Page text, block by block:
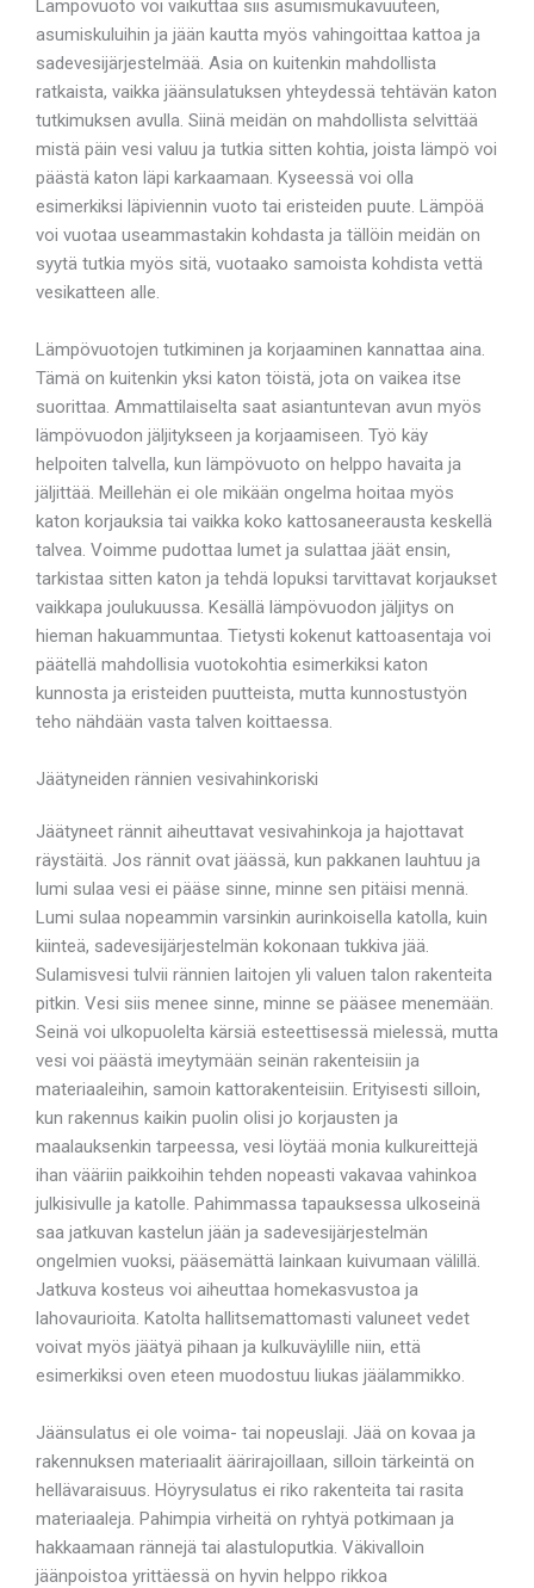
Lämpövuoto voi vaikuttaa siis asumismukavuuteen,
asumiskuluihin ja jään kautta myös vahingoittaa kattoa ja
sadevesijärjestelmää. Asia on kuitenkin mahdollista
ratkaista, vaikka jäänsulatuksen yhteydessä tehtävän katon
tutkimuksen avulla. Siinä meidän on mahdollista selvittää
mistä päin vesi valuu ja tutkia sitten kohtia, joista lämpö voi
päästä katon läpi karkaamaan. Kyseessä voi olla
esimerkiksi läpiviennin vuoto tai eristeiden puute. Lämpöä
voi vuotaa useammastakin kohdasta ja tällöin meidän on
syytä tutkia myös sitä, vuotaako samoista kohdista vettä
vesikatteen alle.
Lämpövuotojen tutkiminen ja korjaaminen kannattaa aina.
Tämä on kuitenkin yksi katon töistä, jota on vaikea itse
suorittaa. Ammattilaiselta saat asiantuntevan avun myös
lämpövuodon jäljitykseen ja korjaamiseen. Työ käy
helpoiten talvella, kun lämpövuoto on helppo havaita ja
jäljittää. Meillehän ei ole mikään ongelma hoitaa myös
katon korjauksia tai vaikka koko kattosaneerausta keskellä
talvea. Voimme pudottaa lumet ja sulattaa jäät ensin,
tarkistaa sitten katon ja tehdä lopuksi tarvittavat korjaukset
vaikkapa joulukuussa. Kesällä lämpövuodon jäljitys on
hieman hakuammuntaa. Tietysti kokenut kattoasentaja voi
päätellä mahdollisia vuotokohtia esimerkiksi katon
kunnosta ja eristeiden puutteista, mutta kunnostustyön
teho nähdään vasta talven koittaessa.
Jäätyneiden rännien vesivahinkoriski
Jäätyneet rännit aiheuttavat vesivahinkoja ja hajottavat
räystäitä. Jos rännit ovat jäässä, kun pakkanen lauhtuu ja
lumi sulaa vesi ei pääse sinne, minne sen pitäisi mennä.
Lumi sulaa nopeammin varsinkin aurinkoisella katolla, kuin
kiinteä, sadevesijärjestelmän kokonaan tukkiva jää.
Sulamisvesi tulvii rännien laitojen yli valuen talon rakenteita
pitkin. Vesi siis menee sinne, minne se pääsee menemään.
Seinä voi ulkopuolelta kärsiä esteettisessä mielessä, mutta
vesi voi päästä imeytymään seinän rakenteisiin ja
materiaaleihin, samoin kattorakenteisiin. Erityisesti silloin,
kun rakennus kaikin puolin olisi jo korjausten ja
maalauksenkin tarpeessa, vesi löytää monia kulkureittejä
ihan vääriin paikkoihin tehden nopeasti vakavaa vahinkoa
julkisivulle ja katolle. Pahimmassa tapauksessa ulkoseinä
saa jatkuvan kastelun jään ja sadevesijärjestelmän
ongelmien vuoksi, pääsemättä lainkaan kuivumaan välillä.
Jatkuva kosteus voi aiheuttaa homekasvustoa ja
lahovaurioita. Katolta hallitsemattomasti valuneet vedet
voivat myös jäätyä pihaan ja kulkuväylille niin, että
esimerkiksi oven eteen muodostuu liukas jäälammikko.
Jäänsulatus ei ole voima- tai nopeuslaji. Jää on kovaa ja
rakennuksen materiaalit äärirajoillaan, silloin tärkeintä on
hellävaraisuus. Höyrysulatus ei riko rakenteita tai rasita
materiaaleja. Pahimpia virheitä on ryhtyä potkimaan ja
hakkaamaan rännejä tai alastuloputkia. Väkivalloin
jäänpoistoa yrittäessä on hyvin helppo rikkoa